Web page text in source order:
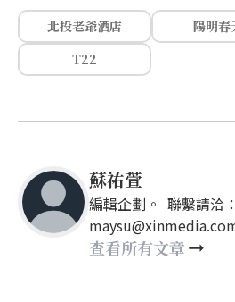
北投老爺酒店
陽明春
T22
蘇祐萱
編輯企劃。 聯繫請洽：
查看所有文章